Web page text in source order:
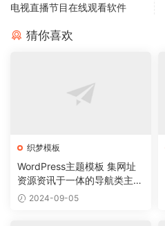
电视直播节目在线观看软件
猜你喜欢
织梦模板
WordPress主题模板 集网址
资源资讯于一体的导航类主题
导航主题垂直行业模板
2024-09-05